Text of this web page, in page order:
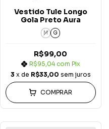
Vestido Tule Longo
Gola Preto Aura
M G
R$99,00
R$95,04com Pix
3 x de R$33,00 sem juros
COMPRAR